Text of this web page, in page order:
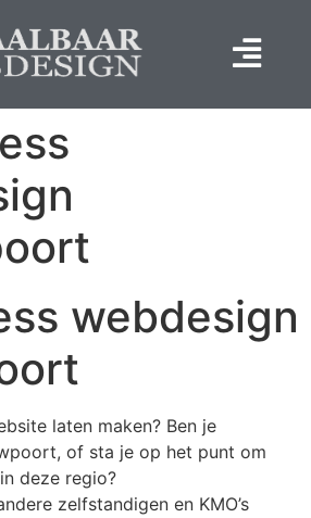
webdesign
laten maken? Ben je
of sta je op het punt om
deze regio?
zelfstandigen en KMO’s